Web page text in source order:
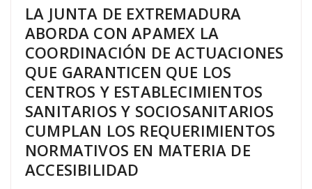
LA JUNTA DE EXTREMADURA
ABORDA CON APAMEX LA
COORDINACIÓN DE ACTUACIONES
QUE GARANTICEN QUE LOS
CENTROS Y ESTABLECIMIENTOS
SANITARIOS Y SOCIOSANITARIOS
CUMPLAN LOS REQUERIMIENTOS
NORMATIVOS EN MATERIA DE
ACCESIBILIDAD